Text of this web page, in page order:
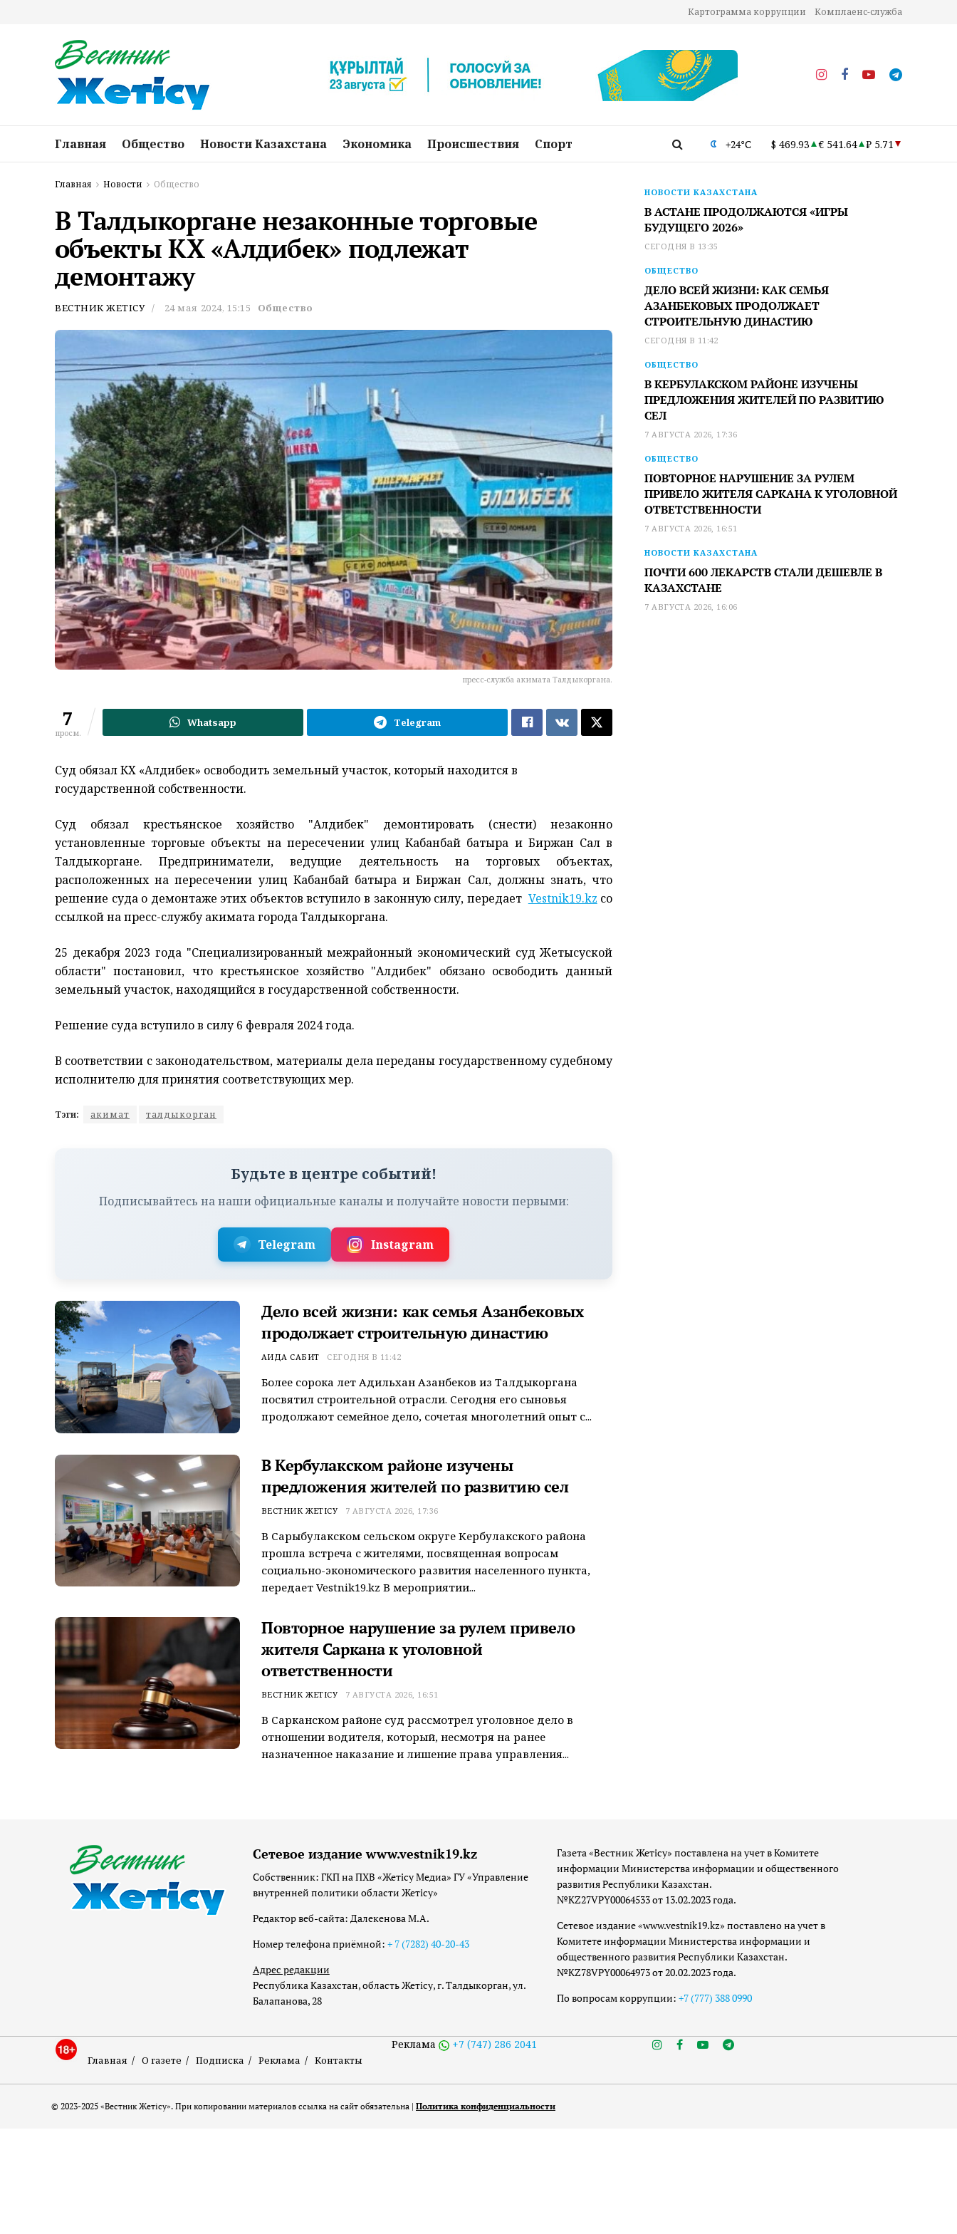
Картограмма коррупции Комплаенс-служба
Главная Общество Новости Казахстана Экономика Происшествия Спорт +24°C $ 469.93 € 541.64 ₽ 5.71
Главная Новости Общество
В Талдыкоргане незаконные торговые
объекты КХ «Алдибек» подлежат
демонтажу
ВЕСТНИК ЖЕТІСУ 24 мая 2024, 15:15 Общество
пресс-служба акимата Талдыкоргана.
7
просм.
Whatsapp Telegram
Суд обязал КХ «Алдибек» освободить земельный участок, который находится в
государственной собственности.
Суд обязал крестьянское хозяйство "Алдибек" демонтировать (снести) незаконно
установленные торговые объекты на пересечении улиц Кабанбай батыра и Биржан Сал в
Талдыкоргане. Предприниматели, ведущие деятельность на торговых объектах,
расположенных на пересечении улиц Кабанбай батыра и Биржан Сал, должны знать, что
решение суда о демонтаже этих объектов вступило в законную силу, передает Vestnik19.kz со
ссылкой на пресс-службу акимата города Талдыкоргана.
25 декабря 2023 года "Специализированный межрайонный экономический суд Жетысуской
области" постановил, что крестьянское хозяйство "Алдибек" обязано освободить данный
земельный участок, находящийся в государственной собственности.
Решение суда вступило в силу 6 февраля 2024 года.
В соответствии с законодательством, материалы дела переданы государственному судебному
исполнителю для принятия соответствующих мер.
Тэги: акимат талдыкорган
Будьте в центре событий!
Подписывайтесь на наши официальные каналы и получайте новости первыми:
Telegram Instagram
Дело всей жизни: как семья Азанбековых
продолжает строительную династию
АИДА САБИТ СЕГОДНЯ В 11:42
Более сорока лет Адильхан Азанбеков из Талдыкоргана
посвятил строительной отрасли. Сегодня его сыновья
продолжают семейное дело, сочетая многолетний опыт с...
В Кербулакском районе изучены
предложения жителей по развитию сел
ВЕСТНИК ЖЕТІСУ 7 АВГУСТА 2026, 17:36
В Сарыбулакском сельском округе Кербулакского района
прошла встреча с жителями, посвященная вопросам
социально-экономического развития населенного пункта,
передает Vestnik19.kz В мероприятии...
Повторное нарушение за рулем привело
жителя Саркана к уголовной
ответственности
ВЕСТНИК ЖЕТІСУ 7 АВГУСТА 2026, 16:51
В Сарканском районе суд рассмотрел уголовное дело в
отношении водителя, который, несмотря на ранее
назначенное наказание и лишение права управления...
НОВОСТИ КАЗАХСТАНА
В АСТАНЕ ПРОДОЛЖАЮТСЯ «ИГРЫ
БУДУЩЕГО 2026»
СЕГОДНЯ В 13:35
ОБЩЕСТВО
ДЕЛО ВСЕЙ ЖИЗНИ: КАК СЕМЬЯ
АЗАНБЕКОВЫХ ПРОДОЛЖАЕТ
СТРОИТЕЛЬНУЮ ДИНАСТИЮ
СЕГОДНЯ В 11:42
ОБЩЕСТВО
В КЕРБУЛАКСКОМ РАЙОНЕ ИЗУЧЕНЫ
ПРЕДЛОЖЕНИЯ ЖИТЕЛЕЙ ПО РАЗВИТИЮ
СЕЛ
7 АВГУСТА 2026, 17:36
ОБЩЕСТВО
ПОВТОРНОЕ НАРУШЕНИЕ ЗА РУЛЕМ
ПРИВЕЛО ЖИТЕЛЯ САРКАНА К УГОЛОВНОЙ
ОТВЕТСТВЕННОСТИ
7 АВГУСТА 2026, 16:51
НОВОСТИ КАЗАХСТАНА
ПОЧТИ 600 ЛЕКАРСТВ СТАЛИ ДЕШЕВЛЕ В
КАЗАХСТАНЕ
7 АВГУСТА 2026, 16:06
Сетевое издание www.vestnik19.kz
Собственник: ГКП на ПХВ «Жетісу Медиа» ГУ «Управление
внутренней политики области Жетісу»
Редактор веб-сайта: Далекенова М.А.
Номер телефона приёмной: + 7 (7282) 40-20-43
Адрес редакции
Республика Казахстан, область Жетісу, г. Талдыкорган, ул.
Балапанова, 28
Газета «Вестник Жетісу» поставлена на учет в Комитете
информации Министерства информации и общественного
развития Республики Казахстан.
№KZ27VPY00064533 от 13.02.2023 года.
Сетевое издание «www.vestnik19.kz» поставлено на учет в
Комитете информации Министерства информации и
общественного развития Республики Казахстан.
№KZ78VPY00064973 от 20.02.2023 года.
По вопросам коррупции: +7 (777) 388 0990
Главная О газете Подписка Реклама Контакты
Реклама +7 (747) 286 2041
© 2023-2025 «Вестник Жетісу». При копировании материалов ссылка на сайт обязательна | Политика конфиденциальности